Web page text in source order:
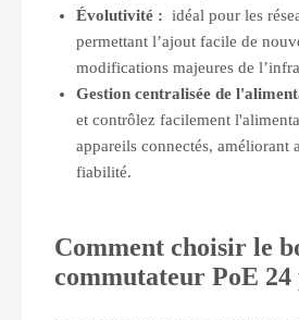
Évolutivité : idéal pour les
permettant l’ajout facile de
modifications majeures de
Gestion centralisée de
et contrôlez facilement
appareils connectés, améliorant
fiabilité.
Comment choisir le
commutateur PoE 24